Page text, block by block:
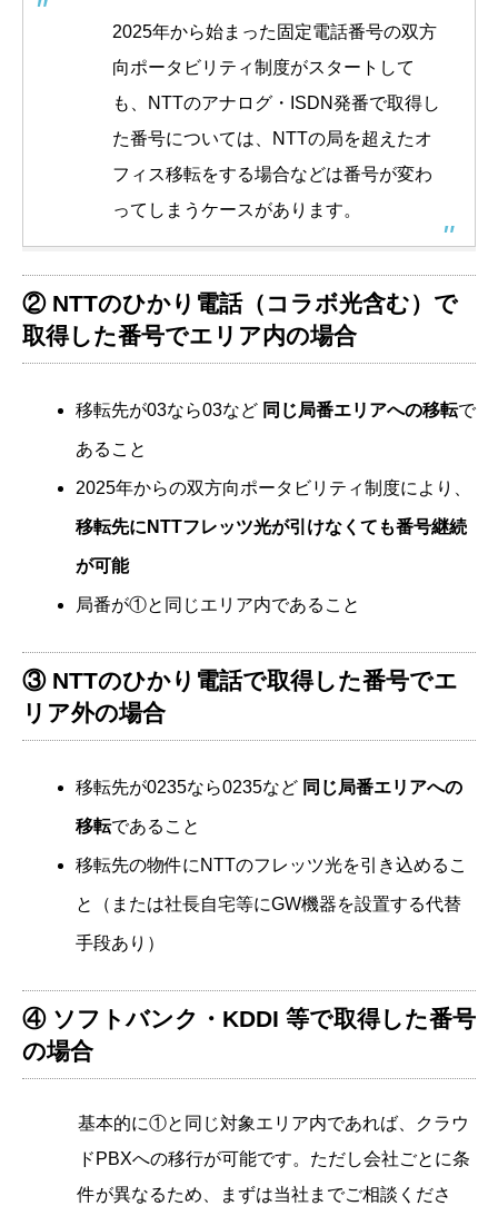
2025年から始まった固定電話番号の双方
向ポータビリティ制度がスタートして
も、NTTのアナログ・ISDN発番で取得し
た番号については、NTTの局を超えたオ
フィス移転をする場合などは番号が変わ
ってしまうケースがあります。
② NTTのひかり電話（コラボ光含む）で
取得した番号でエリア内の場合
移転先が03なら03など 同じ局番エリアへの移転で
あること
2025年からの双方向ポータビリティ制度により、
移転先にNTTフレッツ光が引けなくても番号継続
が可能
局番が①と同じエリア内であること
③ NTTのひかり電話で取得した番号でエ
リア外の場合
移転先が0235なら0235など 同じ局番エリアへの
移転であること
移転先の物件にNTTのフレッツ光を引き込めるこ
と（または社長自宅等にGW機器を設置する代替
手段あり）
④ ソフトバンク・KDDI 等で取得した番号
の場合
基本的に①と同じ対象エリア内であれば、クラウ
ドPBXへの移行が可能です。ただし会社ごとに条
件が異なるため、まずは当社までご相談くださ